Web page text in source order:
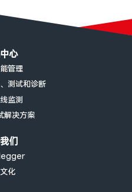
心
管理
测试和诊断
监测
解决方案
们
化